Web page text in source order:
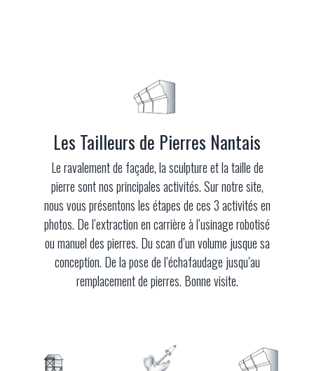
Les Tailleurs de Pierres Nantais
Le ravalement de façade, la sculpture et la taille de
pierre sont nos principales activités. Sur notre site,
nous vous présentons les étapes de ces 3 activités en
photos. De l’extraction en carrière à l’usinage robotisé
ou manuel des pierres. Du scan d’un volume jusque sa
conception. De la pose de l’échafaudage jusqu’au
remplacement de pierres. Bonne visite.